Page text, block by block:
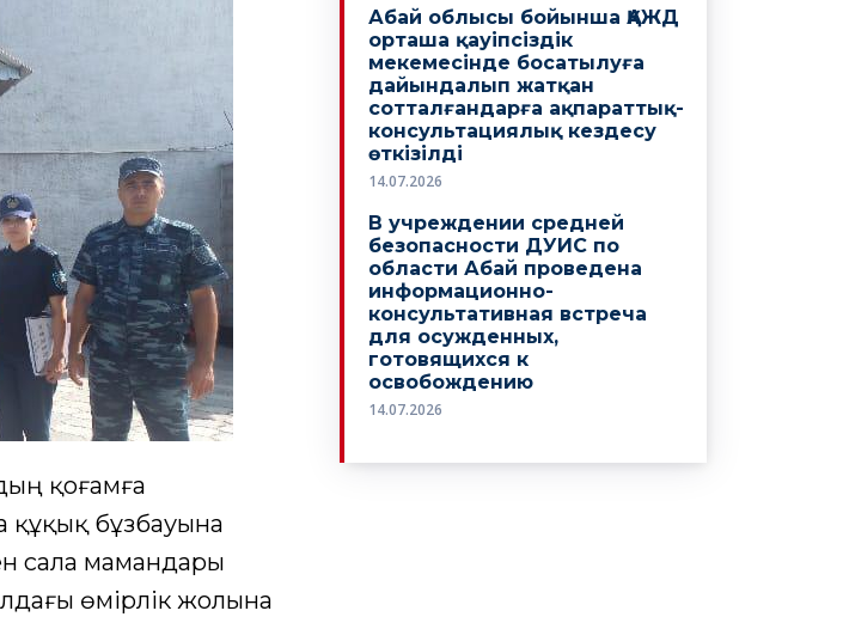
қоғамға
құқық бұзбауына
сала мамандары
өмірлік жолына
Абай облысы бойынша ҚАЖД
орташа қауіпсіздік
мекемесінде босатылуға
дайындалып жатқан
сотталғандарға ақпараттық-
консультациялық кездесу
өткізілді
14.07.2026
В учреждении средней
безопасности ДУИС по
области Абай проведена
информационно-
консультативная встреча
для осужденных,
готовящихся к
освобождению
14.07.2026